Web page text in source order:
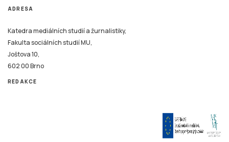
ADRESA
Katedra mediálních studií a žurnalistiky,
Fakulta sociálních studií MU,
Joštova 10,
602 00 Brno
REDAKCE